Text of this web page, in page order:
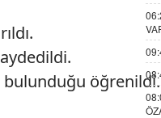
bulunduğu öğrenildi.